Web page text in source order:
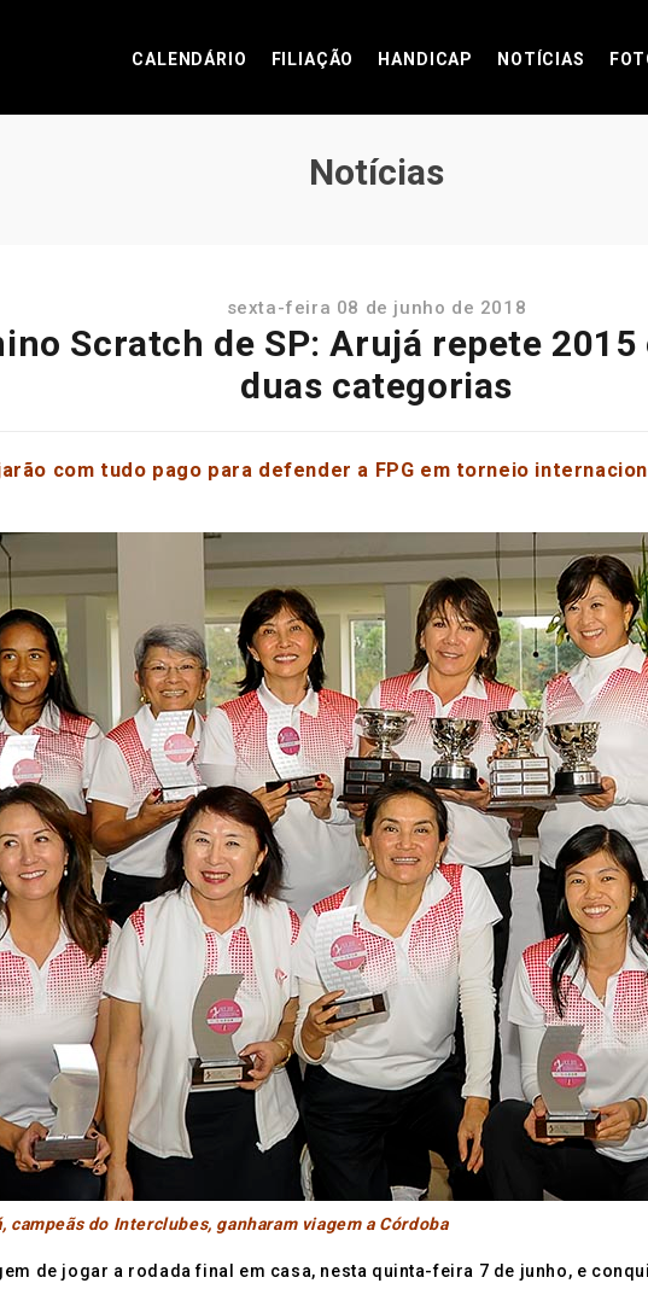
CALENDÁRIO FILIAÇÃO HANDICAP NOTÍCIAS
Notícias
sexta-feira 08 de junho de 2018
Scratch de SP: Arujá repete
duas categorias
com tudo pago para defender a FPG em torneio
campeãs do Interclubes, ganharam viagem a Córdoba
de jogar a rodada final em casa, nesta quinta-feira 7 de junho, e